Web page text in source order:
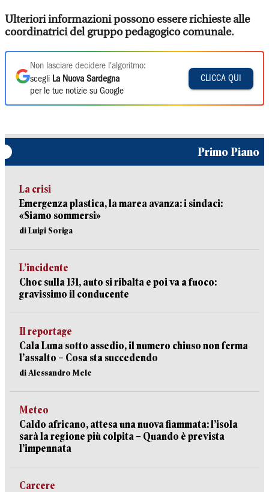
Ulteriori informazioni possono essere richieste alle
coordinatrici del gruppo pedagogico comunale.
Non lasciare decidere l'algoritmo:
scegli La Nuova Sardegna
per le tue notizie su Google
CLICCA QUI
Primo Piano
La crisi
Emergenza plastica, la marea avanza: i sindaci:
«Siamo sommersi»
di Luigi Soriga
L’incidente
Choc sulla 131, auto si ribalta e poi va a fuoco:
gravissimo il conducente
Il reportage
Cala Luna sotto assedio, il numero chiuso non ferma
l’assalto – Cosa sta succedendo
di Alessandro Mele
Meteo
Caldo africano, attesa una nuova fiammata: l’isola
sarà la regione più colpita – Quando è prevista
l’impennata
Carcere